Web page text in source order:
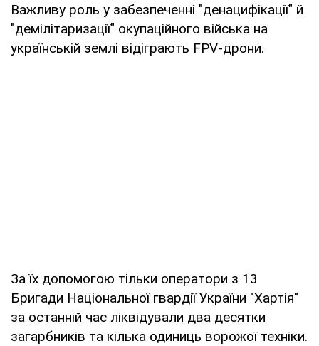
Важливу роль у забезпеченні "денацифікації" й
"демілітаризації" окупаційного війська на
українській землі відіграють FPV-дрони.
За їх допомогою тільки оператори з 13
Бригади Національної гвардії України "Хартія"
за останній час ліквідували два десятки
загарбників та кілька одиниць ворожої техніки.